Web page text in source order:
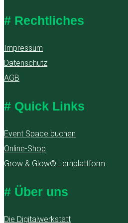
# Rechtliches
Impressum
Datenschutz
AGB
# Quick Links
Event Space buchen
Online-Shop
Grow & Glow® Lernplattform
# Über uns
Die Digitalwerkstatt